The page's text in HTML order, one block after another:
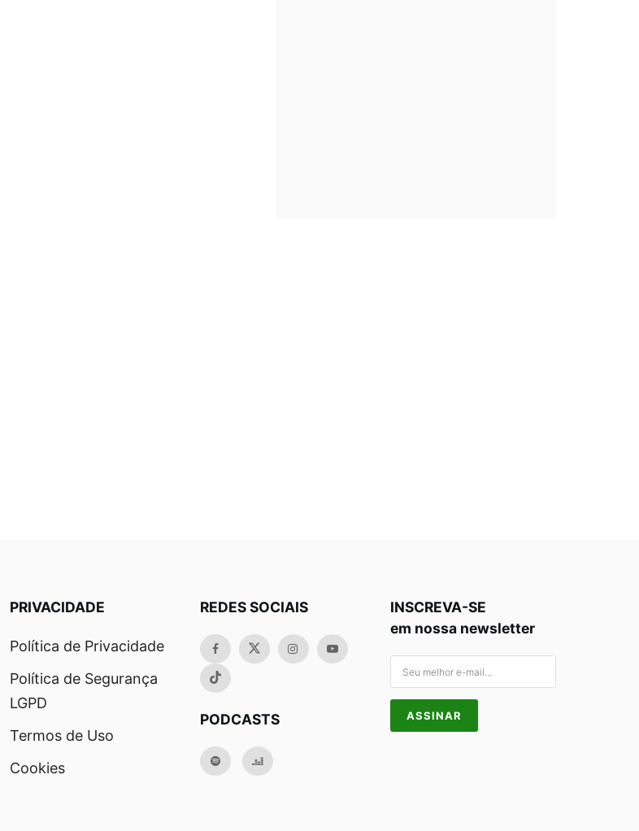
PRIVACIDADE
Política de Privacidade
Política de Segurança
LGPD
Termos de Uso
Cookies
REDES SOCIAIS
PODCASTS
INSCREVA-SE
em nossa newsletter